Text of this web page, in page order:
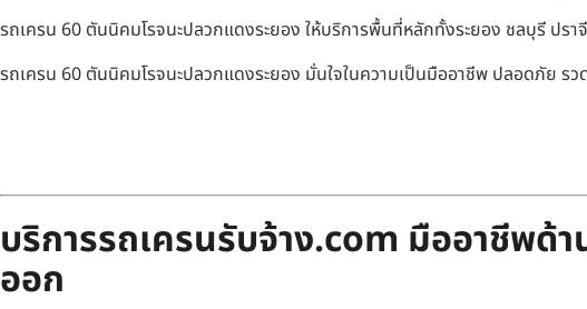
รถเครน 60 ตันนิคมโรจนะปลวกแดงระยอง ให้บริการพื้นที่หลักทั้งระยอง ชลบุรี ปร
รถเครน 60 ตันนิคมโรจนะปลวกแดงระยอง มั่นใจในความเป็นมืออาชีพ ปลอดภัย ร
บริการรถเครนรับจ้าง.com มืออาชีพด้
ออก